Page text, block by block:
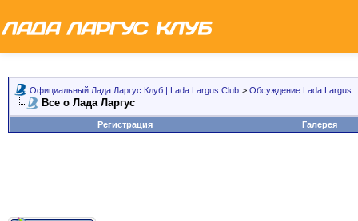
Официальный Лада Ларгус Клуб | Lada Largus Club > Обсуждение Lada Largus
Все о Лада Ларгус
Регистрация Галерея